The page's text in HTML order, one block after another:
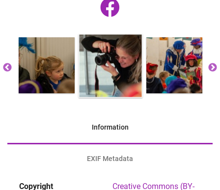
Information
EXIF Metadata
Copyright Creative Commons (BY-